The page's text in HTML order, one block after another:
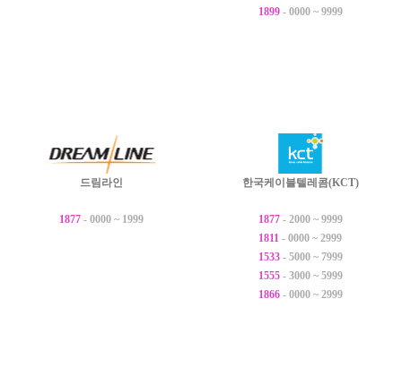
1899- 0000 ~ 9999
드림라인
1877 - 0000 ~ 1999
한국케이블텔레콤(KCT)
1877- 2000 ~ 9999
1811 - 0000 ~ 2999
1533- 5000 ~ 7999
1555- 3000 ~ 5999
1866- 0000 ~ 2999